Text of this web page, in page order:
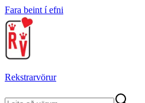
Fara beint í efni
Rekstrarvörur